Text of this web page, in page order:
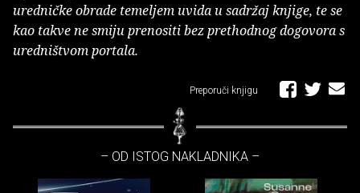
uredničke obrade temeljem uvida u sadržaj knjige, te se
kao takve ne smiju prenositi bez prethodnog dogovora s
uredništvom portala.
Preporuči knjigu
– OD ISTOG NAKLADNIKA –